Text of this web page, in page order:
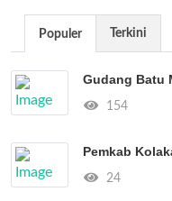
Populer Terkini
Gudang Batu
154
Pemkab
24